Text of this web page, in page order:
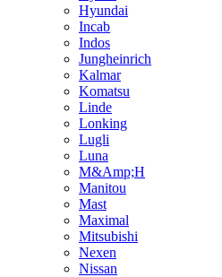
Hyundai
Incab
Indos
Jungheinrich
Kalmar
Komatsu
Linde
Lonking
Lugli
Luna
M&Amp;H
Manitou
Mast
Maximal
Mitsubishi
Nexen
Nissan